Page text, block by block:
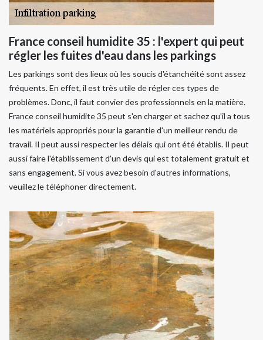
France conseil humidite 35 : l'expert qui peut
régler les fuites d'eau dans les parkings
Les parkings sont des lieux où les soucis d'étanchéité sont assez
fréquents. En effet, il est très utile de régler ces types de
problèmes. Donc, il faut convier des professionnels en la matière.
France conseil humidite 35 peut s'en charger et sachez qu'il a tous
les matériels appropriés pour la garantie d'un meilleur rendu de
travail. Il peut aussi respecter les délais qui ont été établis. Il peut
aussi faire l'établissement d'un devis qui est totalement gratuit et
sans engagement. Si vous avez besoin d'autres informations,
veuillez le téléphoner directement.